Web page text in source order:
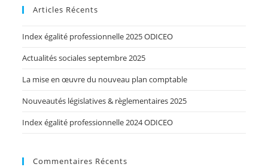
Articles Récents
Index égalité professionnelle 2025 ODICEO
Actualités sociales septembre 2025
La mise en œuvre du nouveau plan comptable
Nouveautés législatives & règlementaires 2025
Index égalité professionnelle 2024 ODICEO
Commentaires Récents